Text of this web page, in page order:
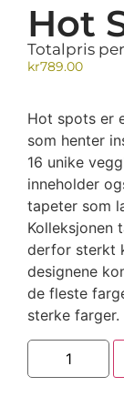
Hot
Totalpris
kr789.00
Hot spots er
som henter
16 unike
inneholder
tapeter som
Kolleksjonen
derfor sterkt
designene
de fleste
sterke farger.